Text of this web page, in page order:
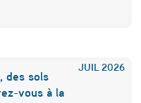
JUIL 2026
des sols
vous à la